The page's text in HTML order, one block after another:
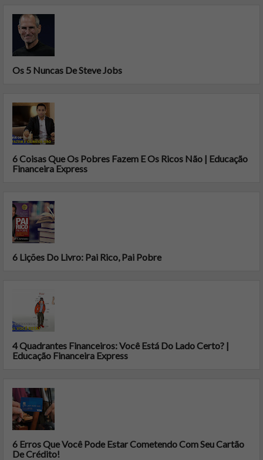
Os 5 Nuncas De Steve Jobs
6 Coisas Que Os Pobres Fazem E Os Ricos Não | Educação
Financeira Express
6 Lições Do Livro: Pai Rico, Pai Pobre
4 Quadrantes Financeiros: Você Está Do Lado Certo? |
Educação Financeira Express
6 Erros Que Você Pode Estar Cometendo Com Seu Cartão
De Crédito!